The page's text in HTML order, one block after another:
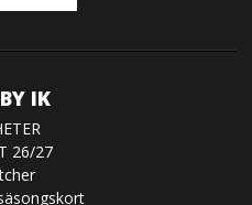
IK
26/27